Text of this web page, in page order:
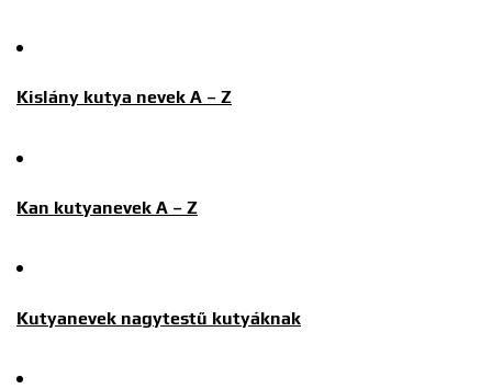
Kislány kutya nevek A – Z
Kan kutyanevek A – Z
Kutyanevek nagytestű kutyáknak